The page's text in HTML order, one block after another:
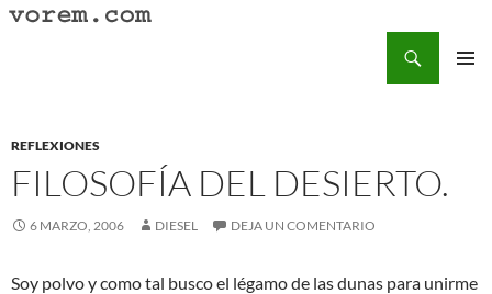
Saltar
REFLEXIONES
FILOSOFÍA DEL DESIERTO.
6 MARZO, 2006 DIESEL DEJA UN COMENTARIO
Soy polvo y como tal busco el légamo de las dunas para unirme